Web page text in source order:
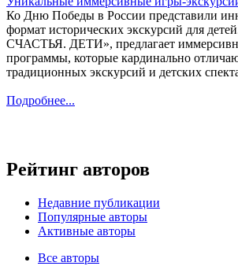
Ко Дню Победы в России представили
формат исторических экскурсий для
СЧАСТЬЯ. ДЕТИ», предлагает
программы, которые кардинально
традиционных экскурсий и детских
Подробнее...
Рейтинг авторов
Недавние публикации
Популярные авторы
Активные авторы
Все авторы